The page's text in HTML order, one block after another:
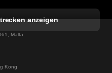
nach Lagos
nach Madrid
anzeigen
Malta
Kong